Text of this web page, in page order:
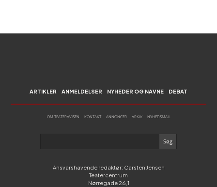
ARTIKLER ANMELDELSER NYHEDER OG NAVNE DEBAT
OM TEATERAVISEN KONTAKT ANNONCER ARKIV NYHEDSMAIL
Ansvarshavende redaktør: Carsten Jensen
Teatercentrum
Nørregade 26,1